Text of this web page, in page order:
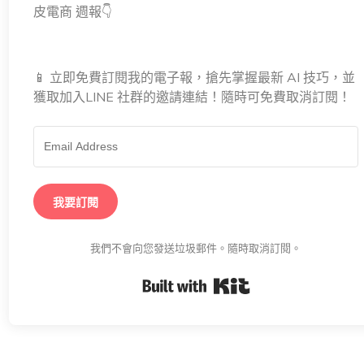
皮電商 週報👇
📱 立即免費訂閱我的電子報，搶先掌握最新 AI 技巧，並
獲取加入LINE 社群的邀請連結！隨時可免費取消訂閱！
我要訂閱
我們不會向您發送垃圾郵件。隨時取消訂閱。
Built with